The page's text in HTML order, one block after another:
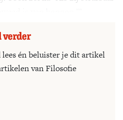
lees én beluister je dit artikel
van Filosofie